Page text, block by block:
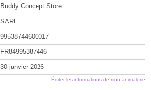
Buddy Concept Store
SARL
99538744600017
FR84995387446
30 janvier 2026
Éditer les informations de mon animalerie